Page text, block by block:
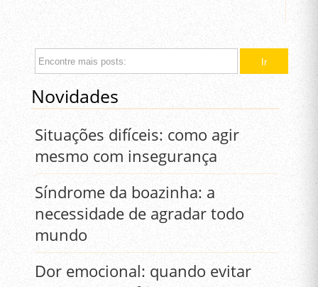
Novidades
Situações difíceis: como agir
mesmo com insegurança
Síndrome da boazinha: a
necessidade de agradar todo
mundo
Dor emocional: quando evitar